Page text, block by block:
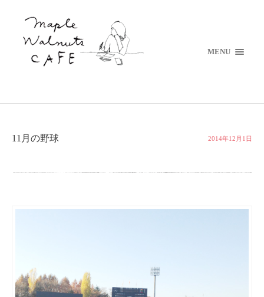
MENU
2014年12月1日
11月の野球